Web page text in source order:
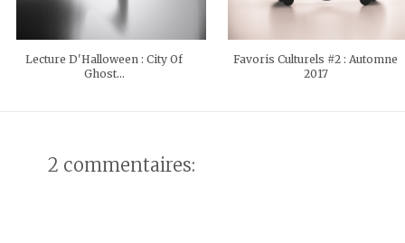
Lecture D'Halloween : City Of
Ghost...
Favoris Culturels #2 : Automne
2017
2 commentaires: